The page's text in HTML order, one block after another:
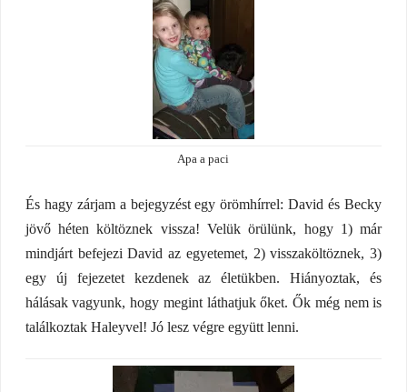
Apa a paci
És hagy zárjam a bejegyzést egy örömhírrel: David és Becky
jövő héten költöznek vissza! Velük örülünk, hogy 1) már
mindjárt befejezi David az egyetemet, 2) visszaköltöznek, 3)
egy új fejezetet kezdenek az életükben. Hiányoztak, és
hálásak vagyunk, hogy megint láthatjuk őket. Ők még nem is
találkoztak Haleyvel! Jó lesz végre együtt lenni.